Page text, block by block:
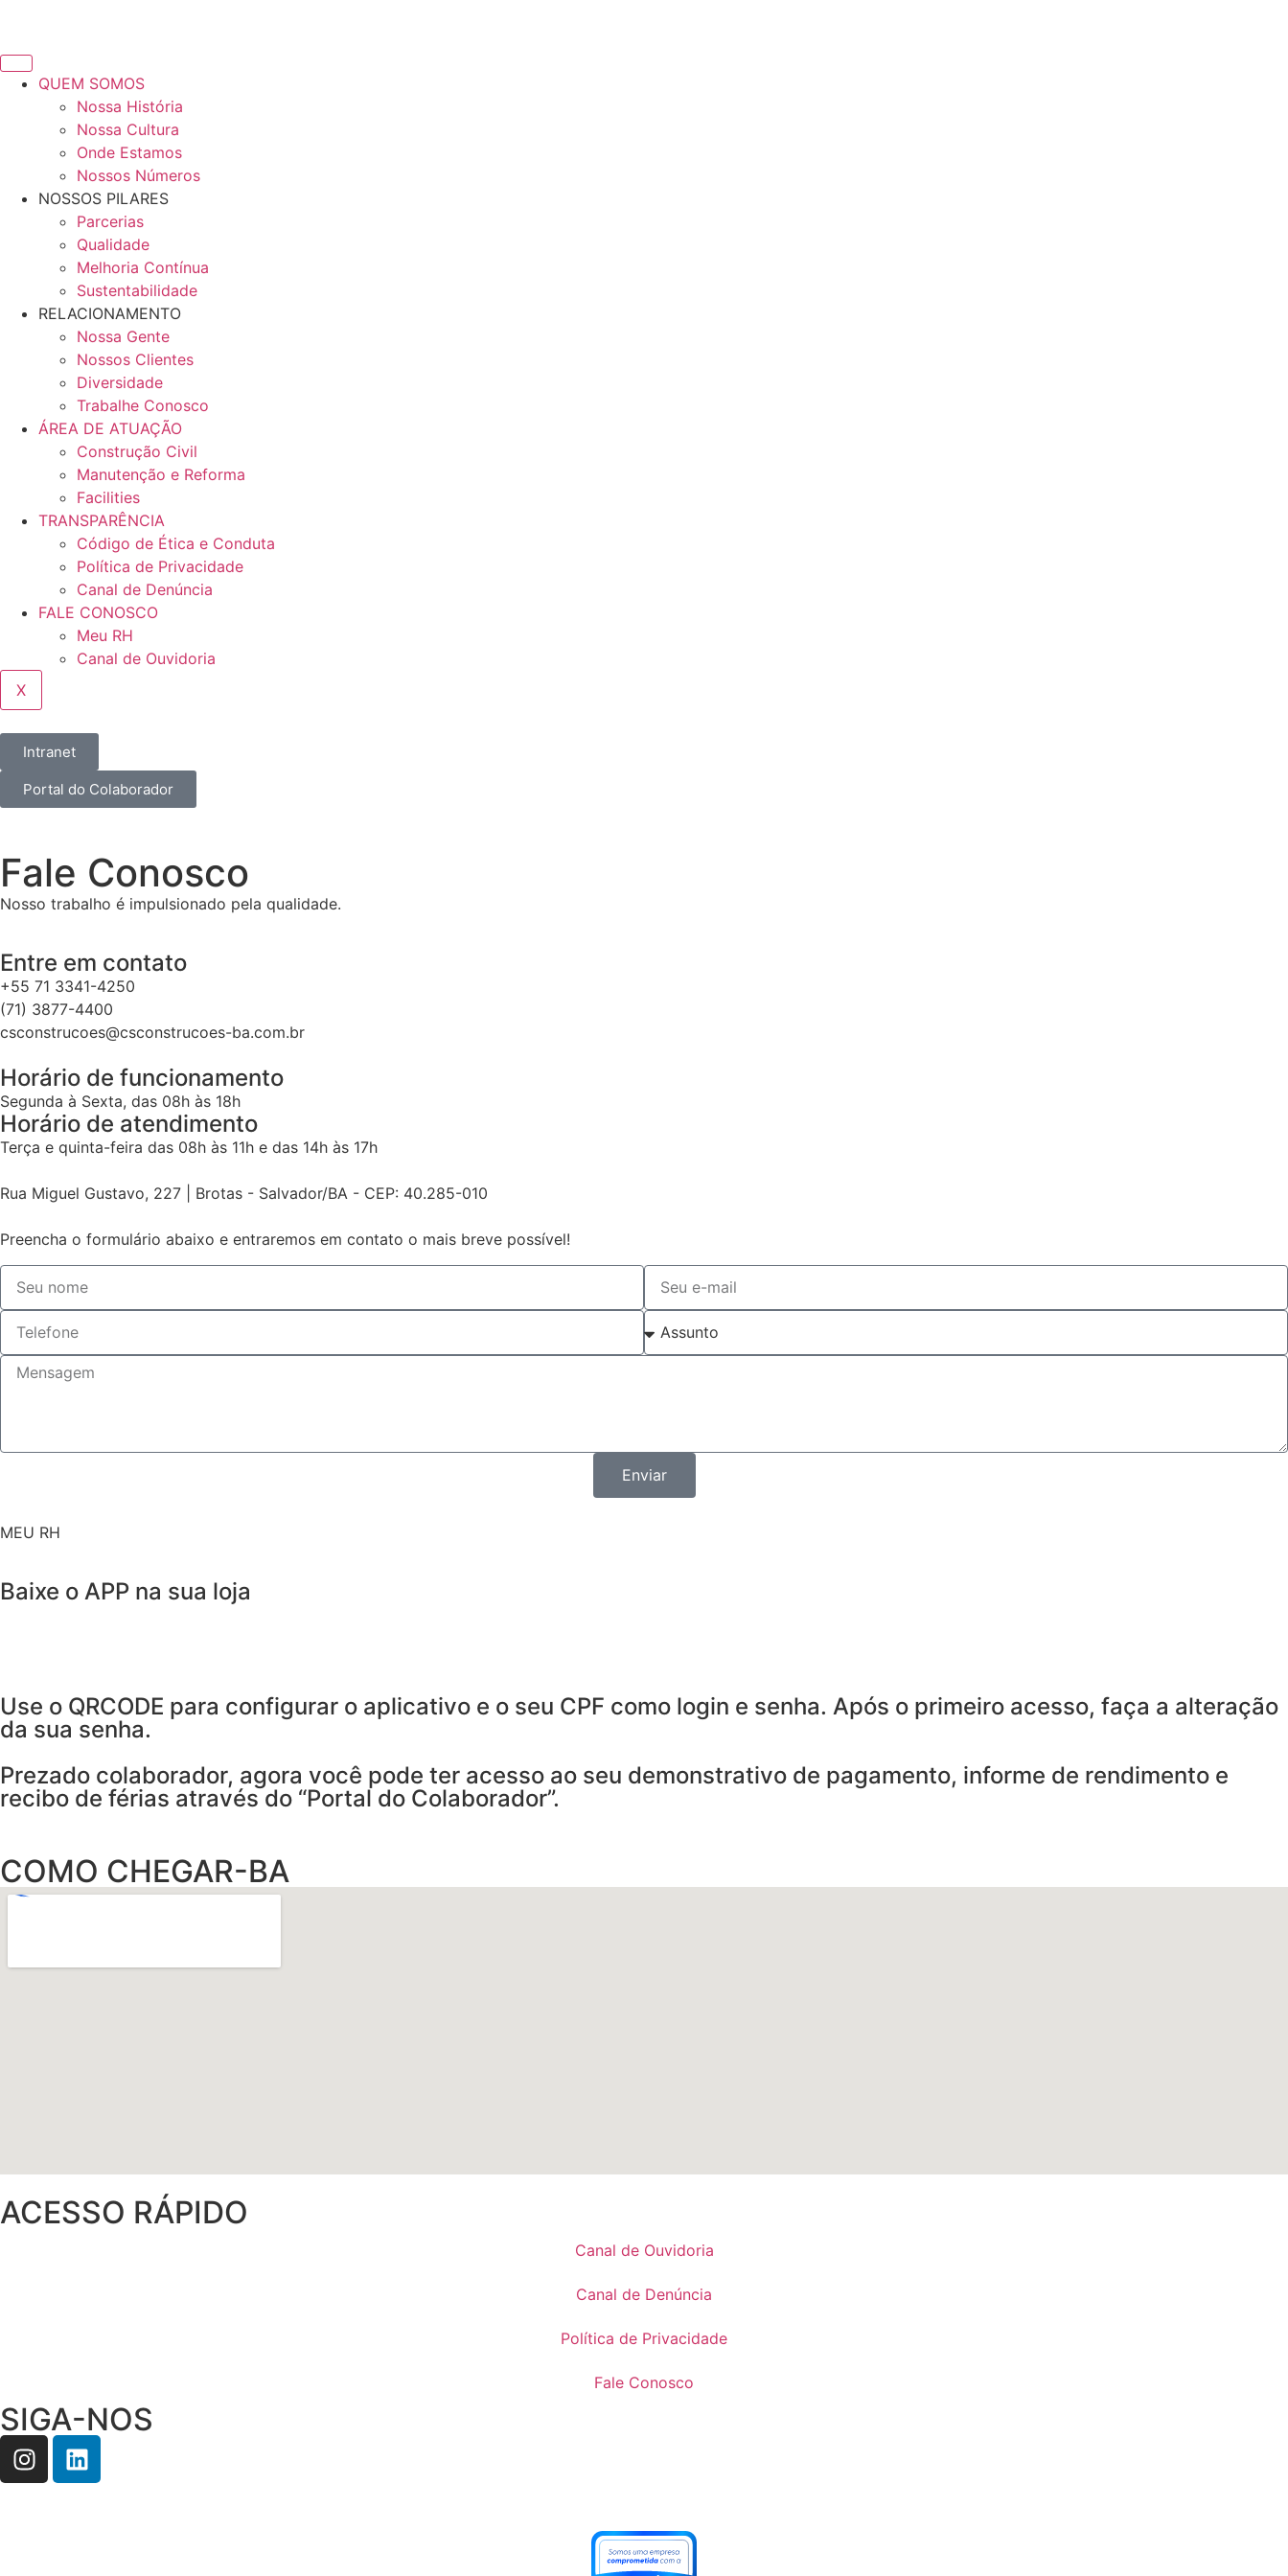
QUEM SOMOS
Nossa História
Nossa Cultura
Onde Estamos
Nossos Números
NOSSOS PILARES
Parcerias
Qualidade
Melhoria Contínua
Sustentabilidade
RELACIONAMENTO
Nossa Gente
Nossos Clientes
Diversidade
Trabalhe Conosco
ÁREA DE ATUAÇÃO
Construção Civil
Manutenção e Reforma
Facilities
TRANSPARÊNCIA
Código de Ética e Conduta
Política de Privacidade
Canal de Denúncia
FALE CONOSCO
Meu RH
Canal de Ouvidoria
X
Intranet
Portal do Colaborador
Fale Conosco
Nosso trabalho é impulsionado pela qualidade.
Entre em contato
+55 71 3341-4250
(71) 3877-4400
csconstrucoes@csconstrucoes-ba.com.br
Horário de funcionamento
Segunda à Sexta, das 08h às 18h
Horário de atendimento
Terça e quinta-feira das 08h às 11h e das 14h às 17h
Rua Miguel Gustavo, 227 | Brotas - Salvador/BA - CEP: 40.285-010
Preencha o formulário abaixo e entraremos em contato o mais breve possível!
Enviar
MEU RH
Baixe o APP na sua loja
Use o QRCODE para configurar o aplicativo e o seu CPF como login e senha. Após o primeiro acesso, faça a alteração
da sua senha.
Prezado colaborador, agora você pode ter acesso ao seu demonstrativo de pagamento, informe de rendimento e
recibo de férias através do “Portal do Colaborador”.
COMO CHEGAR-BA
ACESSO RÁPIDO
Canal de Ouvidoria
Canal de Denúncia
Política de Privacidade
Fale Conosco
SIGA-NOS